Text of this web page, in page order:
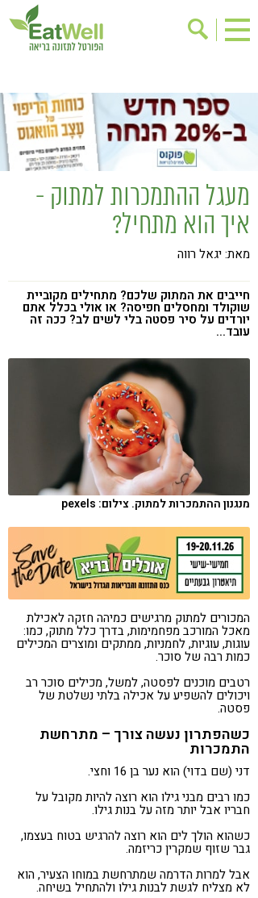
בישול בריא
אינדקס עסקים
ריפוי ומניעת מחלות
בריאות האישה
מתכוני בריאות
אירועים
שינוי תזונתי
גישות בתזונה
דיאטה
ניקוי רעלים
ילדים
תזונה וספורט
הפרעות קשב & ריכוז
אכילה רגשית
טבעונות
מעגל ההתמכרות למתוק -
איך הוא מתחיל?
מאת: יגאל רווה
חייבים את המתוק שלכם? מתחילים מקוביית
שוקולד ומחסלים חפיסה? או אולי בכלל אתם
יורדים על סיר פסטה בלי לשים לב? ככה זה
עובד...
מנגנון ההתמכרות למתוק. צילום: pexels
המכורים למתוק מרגישים כמיהה חזקה לאכילת
מאכל המורכב מפחמימות, בדרך כלל מתוק, כמו:
עוגות, עוגיות, לחמניות, ממתקים ומוצרים המכילים
כמות רבה של סוכר.
רטבים מוכנים לפסטה, למשל, מכילים סוכר רב
ויכולים להשפיע על אכילה בלתי נשלטת של
פסטה.
כשהפתרון נעשה צורך – מתרחשת
התמכרות
דני (שם בדוי) הוא נער בן 16 וחצי.
כמו רבים מבני גילו הוא רוצה להיות מקובל על
חבריו אבל יותר מזה על בנות גילו.
כשהוא הולך לים הוא רוצה להרגיש בטוח בעצמו,
גבר שזוף שמקרין כריזמה.
אבל למרות הדרמה שמתרחשת במוחו הצעיר, הוא
לא מצליח לגשת לבנות גילו ולהתחיל בשיחה.